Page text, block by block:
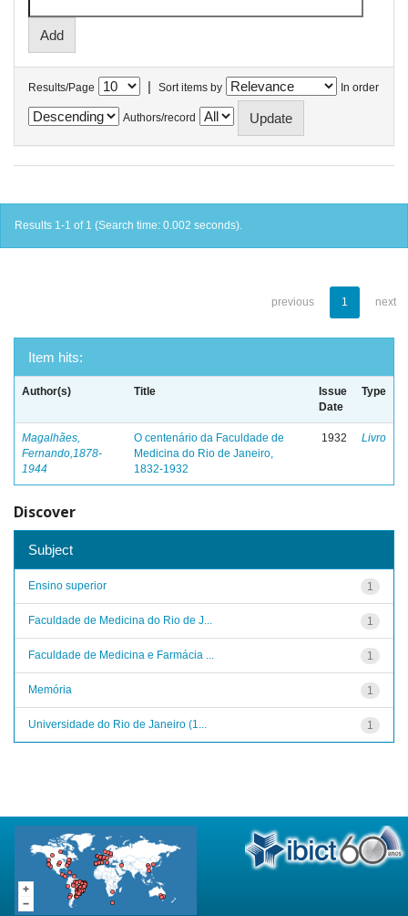
Results/Page | Sort items by In order
Authors/record
Results 1-1 of 1 (Search time: 0.002 seconds).
previous 1 next
Item hits:
Author(s) Title
Issue
Date
Type
Magalhães,
Fernando,1878-
1944
O centenário da Faculdade de
Medicina do Rio de Janeiro,
1832-1932
1932 Livro
Discover
Subject
1
Ensino superior
1
Faculdade de Medicina do Rio de J...
1
Faculdade de Medicina e Farmácia ...
1
Memória
1
Universidade do Rio de Janeiro (1...